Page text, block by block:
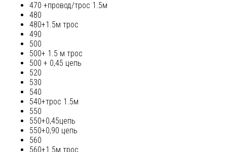
470 +провод/трос 1.5м
480
480+1.5м трос
490
500
500+ 1.5 м трос
500 + 0,45 цепь
520
530
540
540+трос 1.5м
550
550+0,45цепь
550+0,90 цепь
560
560+1.5м трос